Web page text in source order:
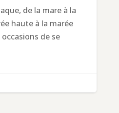
de la mare à la
haute à la marée
occasions de se